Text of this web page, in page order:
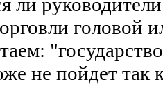
головой
не пойдет так